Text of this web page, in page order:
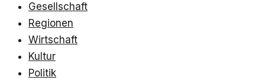
Gesellschaft
Regionen
Wirtschaft
Kultur
Politik